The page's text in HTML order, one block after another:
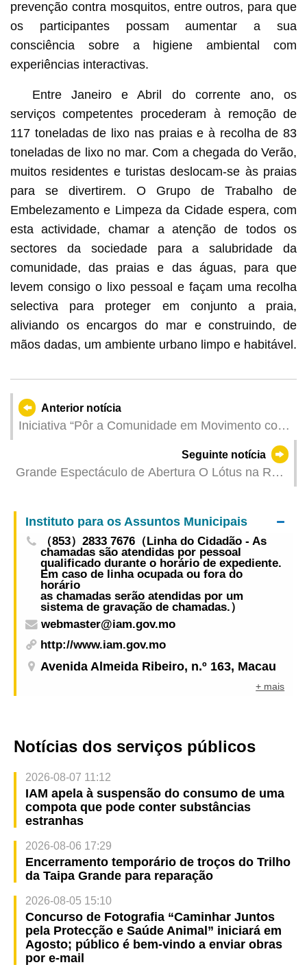
prevenção contra mosquitos, entre outros, para que
os participantes possam aumentar a sua
consciência sobre a higiene ambiental com
experiências interactivas.
Entre Janeiro e Abril do corrente ano, os
serviços competentes procederam à remoção de
117 toneladas de lixo nas praias e à recolha de 83
toneladas de lixo no mar. Com a chegada do Verão,
muitos residentes e turistas deslocam-se às praias
para se divertirem. O Grupo de Trabalho de
Embelezamento e Limpeza da Cidade espera, com
esta actividade, chamar a atenção de todos os
sectores da sociedade para a salubridade da
comunidade, das praias e das águas, para que
levem consigo o lixo pessoal e façam uma recolha
selectiva para proteger em conjunto a praia,
aliviando os encargos do mar e construindo, de
mãos dadas, um ambiente urbano limpo e habitável.
Anterior notícia
Iniciativa “Pôr a Comunidade em Movimento com
Energia – Exercícios para Alívio do Stress x Dia
Comunitário de Actividades Desportivas”
realizada com sucesso
Seguinte notícia
Grande Espectáculo de Abertura O Lótus na Rota
promovem a unidade e a amizade entre os povos
Instituto para os Assuntos Municipais
（853）2833 7676（Linha do Cidadão - As
chamadas são atendidas por pessoal
qualificado durante o horário de expediente.
Em caso de linha ocupada ou fora do
horário
as chamadas serão atendidas por um
sistema de gravação de chamadas.）
webmaster@iam.gov.mo
http://www.iam.gov.mo
Avenida Almeida Ribeiro, n.º 163, Macau
+ mais
Notícias dos serviços públicos
2026-08-07 11:12
IAM apela à suspensão do consumo de uma
compota que pode conter substâncias
estranhas
2026-08-06 17:29
Encerramento temporário de troços do Trilho
da Taipa Grande para reparação
2026-08-05 15:10
Concurso de Fotografia “Caminhar Juntos
pela Protecção e Saúde Animal” iniciará em
Agosto; público é bem-vindo a enviar obras
por e-mail